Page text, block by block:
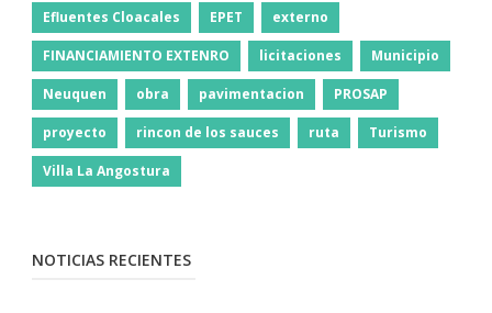
Efluentes Cloacales EPET externo
FINANCIAMIENTO EXTENRO licitaciones Municipio
Neuquen obra pavimentacion PROSAP
proyecto rincon de los sauces ruta Turismo
Villa La Angostura
NOTICIAS RECIENTES